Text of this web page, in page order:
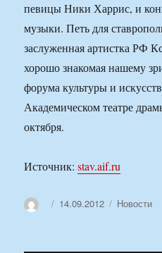
певицы Ники Харрис, и
музыки. Петь для
заслуженная артистка РФ
хорошо знакомая на­шему
форума культу­ры и
Академическом театре
октября.
Источник:stav.aif.ru
АвторОпубликовано
14.09.2012 Рубрики
Новости